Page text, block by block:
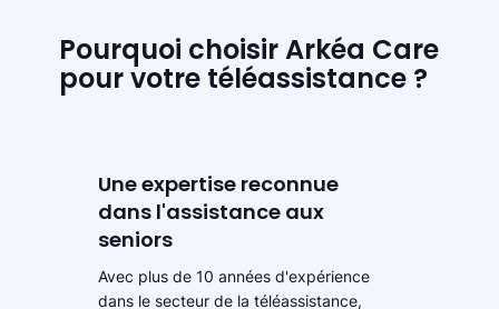
Pourquoi choisir Arkéa Care
pour votre téléassistance ?
Une expertise reconnue
dans l'assistance aux
seniors
Avec plus de 10 années d'expérience
dans le secteur de la téléassistance,